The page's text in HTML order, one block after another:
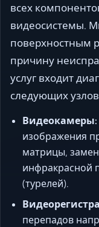
всех
видеосистемы.
поверхностным
причину
услуг входит
следующих
Видеокамеры:
изображения
матрицы,
инфракрасной
(турелей).
перепадов